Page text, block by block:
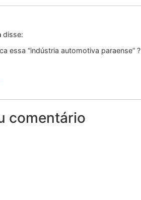
disse:
essa “indústria automotiva paraense” ?
comentário